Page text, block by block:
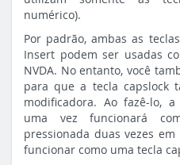
numérico).
Por padrão, ambas as
Insert podem ser usadas
NVDA. No entanto, você
para que a tecla capslock
modificadora. Ao fazê-lo,
uma vez funcionará
pressionada duas vezes
funcionar como uma tecla